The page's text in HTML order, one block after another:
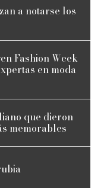
a notarse los
Fashion Week
en moda
que dieron
memorables